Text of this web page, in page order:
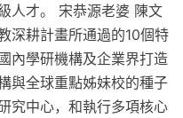
人才。 宋恭源老婆 陳文
深耕計畫所通過的10個特
內學研機構及企業界打造
與全球重點姊妹校的種子
究中心，和執行多項核心